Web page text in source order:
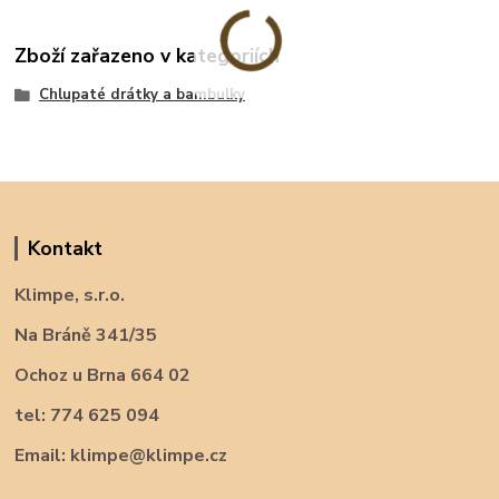
Zboží zařazeno v kategoriích
Chlupaté drátky a bambulky
Kontakt
Klimpe, s.r.o.
Na Bráně 341/35
Ochoz u Brna 664 02
tel: 774 625 094
Email: klimpe@klimpe.cz